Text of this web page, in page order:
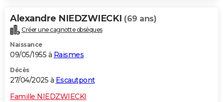
Alexandre NIEDZWIECKI (69 ans)
Créer une cagnotte obsèques
Naissance
09/05/1955 à Raismes
Décès
27/04/2025 à Escautpont
Famille NIEDZWIECKI